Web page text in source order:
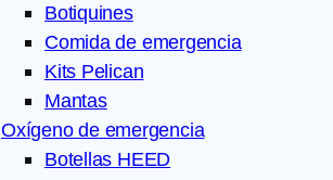
Botiquines
Comida de emergencia
Kits Pelican
Mantas
Oxígeno de emergencia
Botellas HEED